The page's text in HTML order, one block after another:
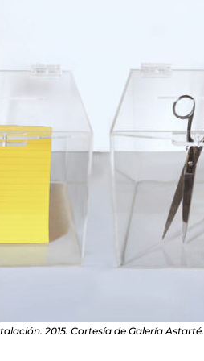
2015. Cortesía de Galería Astarté.